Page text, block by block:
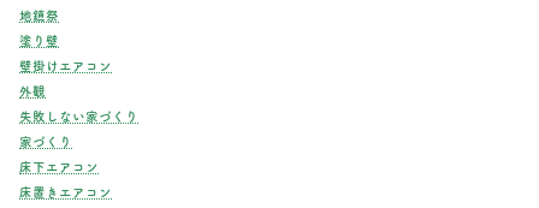
地鎮祭
塗り壁
壁掛けエアコン
外観
失敗しない家づくり
家づくり
床下エアコン
床置きエアコン